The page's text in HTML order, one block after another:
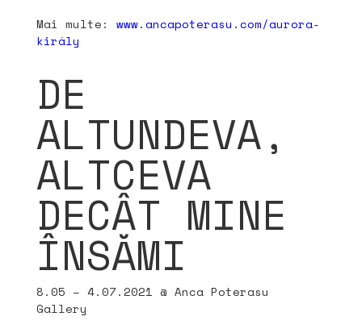
Mai multe: www.ancapoterasu.com/aurora-
király
DE
ALTUNDEVA,
ALTCEVA
DECÂT MINE
ÎNSĂMI
8.05 – 4.07.2021 @ Anca Poterasu
Gallery